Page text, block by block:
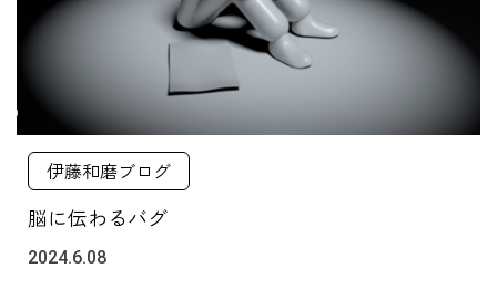
伊藤和磨ブログ
脳に伝わるバグ
2024.6.08